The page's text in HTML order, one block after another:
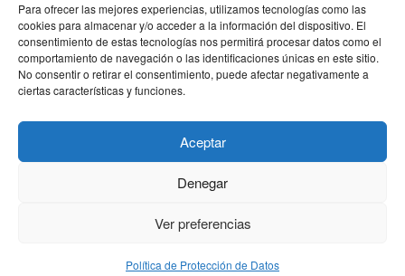
Para ofrecer las mejores experiencias, utilizamos tecnologías como las
cookies para almacenar y/o acceder a la información del dispositivo. El
consentimiento de estas tecnologías nos permitirá procesar datos como el
comportamiento de navegación o las identificaciones únicas en este sitio.
No consentir o retirar el consentimiento, puede afectar negativamente a
ciertas características y funciones.
Aceptar
Denegar
Ver preferencias
Política de Protección de Datos
CLÍNICA CEMTRO
QUIÉNES SOMOS